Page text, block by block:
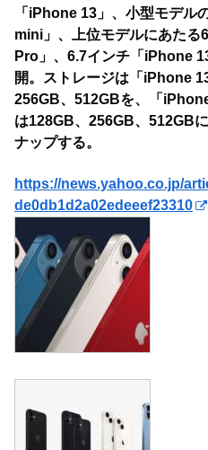
「iPhone 13」、小型モデル
mini」、上位モデルにあたる
Pro」、6.7インチ「iPhone
開。ストレージは「iPhone
256GB、512GBを、「
は128GB、256GB、512GB
ナップする。
https://news.yahoo.co.jp/
de0db1d2a02edeeef23310